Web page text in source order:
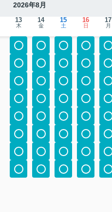
2026年8月
13
木
14
金
15
土
16
日
17
月